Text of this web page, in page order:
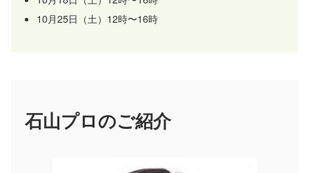
10月25日（土）12時〜16時
石山プロのご紹介